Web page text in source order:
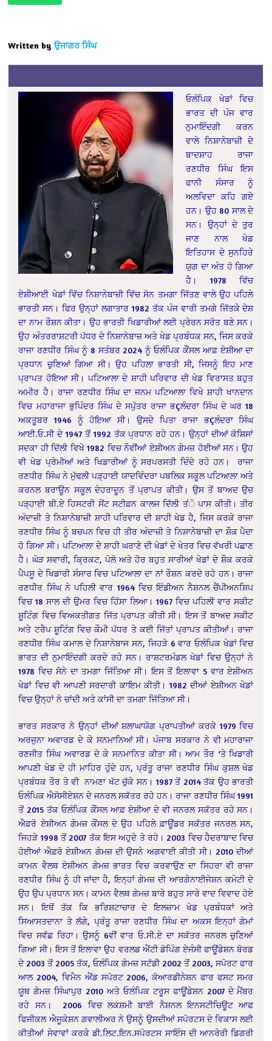
Written by ਉਜਾਗਰ ਸਿੰਘ
ਓਲੰਪਿਕ ਖੇਡਾਂ ਵਿਚ
ਭਾਰਤ ਦੀ ਪੰਜ ਵਾਰ
ਨੁਮਾਇੰਦਗੀ ਕਰਨ
ਵਾਲੇ ਨਿਸ਼ਾਨੇਬਾਜ਼ੀ ਦੇ
ਬਾਦਸ਼ਾਹ ਰਾਜਾ
ਰਣਧੀਰ ਸਿੰਘ ਇਸ
ਫਾਨੀ ਸੰਸਾਰ ਨੂੰ
ਅਲਵਿਦਾ ਕਹਿ ਗਏ
ਹਨ। ਉਹ 80 ਸਾਲ ਦੇ
ਸਨ। ਉਨ੍ਹਾਂ ਦੇ ਤੁਰ
ਜਾਣ ਨਾਲ ਖੇਡ
ਇਤਿਹਾਸ ਦੇ ਸੁਨਹਿਰੇ
ਯੁਗ ਦਾ ਅੰਤ ਹੋ ਗਿਆ
ਹੈ। 1978 ਵਿੱਚ
ਏਸ਼ੀਆਈ ਖੇਡਾਂ ਵਿੱਚ ਨਿਸ਼ਾਨੇਬਾਜ਼ੀ ਵਿੱਚ ਸੋਨ ਤਮਗਾ ਜਿੱਤਣ ਵਾਲੇ ਉਹ ਪਹਿਲੇ
ਭਾਰਤੀ ਸਨ। ਫਿਰ ਉਨ੍ਹਾਂ ਲਗਾਤਾਰ 1982 ਤੱਕ ਪੰਜ ਵਾਰੀ ਤਮਗੇ ਜਿੱਤਕੇ ਦੇਸ਼
ਦਾ ਨਾਮ ਰੌਸ਼ਨ ਕੀਤਾ। ਉਹ ਭਾਰਤੀ ਖਿਡਾਰੀਆਂ ਲਈ ਪ੍ਰੇਰਨ ਸਰੋਤ ਬਣੇ ਸਨ।
ਉਹ ਅੰਤਰਰਾਸ਼ਟਰੀ ਪੱਧਰ ਦੇ ਨਿਸ਼ਾਨੇਬਾਜ਼ ਅਤੇ ਖੇਡ ਪ੍ਰਬੰਧਕ ਸਨ, ਜਿਸ ਕਰਕੇ
ਰਾਜਾ ਰਣਧੀਰ ਸਿੰਘ ਨੂੰ 8 ਸਤੰਬਰ 2024 ਨੂੰ ਓਲੰਪਿਕ ਕੌਂਸਲ ਆਫ਼ ਏਸ਼ੀਆ ਦਾ
ਪ੍ਰਧਾਨ ਚੁਣਿਆਂ ਗਿਆ ਸੀ। ਉਹ ਪਹਿਲਾ ਭਾਰਤੀ ਸੀ, ਜਿਸਨੂੰ ਇਹ ਮਾਣ
ਪ੍ਰਾਪਤ ਹੋਇਆ ਸੀ। ਪਟਿਆਲਾ ਦੇ ਸ਼ਾਹੀ ਪਰਿਵਾਰ ਦੀ ਖੇਡ ਵਿਰਾਸਤ ਬਹੁਤ
ਅਮੀਰ ਹੈ। ਰਾਜਾ ਰਣਧੀਰ ਸਿੰਘ ਦਾ ਜਨਮ ਪਟਿਆਲਾ ਵਿਖੇ ਸ਼ਾਹੀ ਖਾਨਦਾਨ
ਵਿਚ ਮਹਾਰਾਜਾ ਭੁਪਿੰਦਰ ਸਿੰਘ ਦੇ ਸਪੁੱਤਰ ਰਾਜਾ ਭÇਲੰਦਰਾ ਸਿੰਘ ਦੇ ਘਰ 18
ਅਕਤੂਬਰ 1946 ਨੂੰ ਹੋਇਆ ਸੀ। ਉਸਦੇ ਪਿਤਾ ਰਾਜਾ ਭÇਲੰਦਰਾ ਸਿੰਘ
ਆਈ.ਓ.ਸੀ ਦੇ 1947 ਤੋਂ 1992 ਤੱਕ ਪ੍ਰਧਾਨ ਰਹੇ ਹਨ। ਉਨ੍ਹਾਂ ਦੀਆਂ ਕੋਸ਼ਿਸਾਂ
ਸਦਕਾ ਹੀ ਦਿੱਲੀ ਵਿਖੇ 1982 ਵਿਚ ਨੌਵੀਂਆਂ ਏਸ਼ੀਅਨ ਗੇਮਜ਼ ਹੋਈਆਂ ਸਨ। ਉਹ
ਵੀ ਖੇਡ ਪ੍ਰੇਮੀਆਂ ਅਤੇ ਖਿਡਾਰੀਆਂ ਨੂੰ ਸਰਪਰਸਤੀ ਦਿੰਦੇ ਰਹੇ ਹਨ। ਰਾਜਾ
ਰਣਧੀਰ ਸਿੰਘ ਨੇ ਮੁੱਢਲੀ ਪੜ੍ਹਾਈ ਯਾਦਵਿੰਦਰਾ ਪਬਲਿਕ ਸਕੂਲ ਪਟਿਆਲਾ ਅਤੇ
ਕਰਨਲ ਬਰਾਊਨ ਸਕੂਲ ਦੇਹਰਾਦੂਨ ਤੋਂ ਪ੍ਰਾਪਤ ਕੀਤੀ। ਉਸ ਤੋਂ ਬਾਅਦ ਉਚ
ਪੜ੍ਹਾਈ ਬੀ.ਏ ਹਿਸਟਰੀ ਸੇਂਟ ਸਟੀਫ਼ਨ ਕਾਲਜ ਦਿੱਲੀ ਤਂੋ ਪਾਸ ਕੀਤੀ। ਤੀਰ
ਅੰਦਾਜ਼ੀ ਤੇ ਨਿਸ਼ਾਨੇਬਾਜ਼ੀ ਸ਼ਾਹੀ ਪਰਿਵਾਰ ਦੀ ਸ਼ਾਹੀ ਖੇਡ ਹੈ, ਜਿਸ ਕਰਕੇ ਰਾਜਾ
ਰਣਧੀਰ ਸਿੰਘ ਨੂੰ ਬਚਪਨ ਵਿਚ ਹੀ ਤੀਰ ਅੰਦਾਜ਼ੀ ਤੇ ਨਿਸ਼ਾਨੇਬਾਜ਼ੀ ਦਾ ਸ਼ੌਕ ਪੈਦਾ
ਹੋ ਗਿਆ ਸੀ। ਪਟਿਆਲਾ ਦੇ ਸ਼ਾਹੀ ਘਰਾਣੇ ਦੀ ਖੇਡਾਂ ਦੇ ਖੇਤਰ ਵਿਚ ਵੱਖਰੀ ਪਛਾਣ
ਹੈ। ਘੋੜ ਸਵਾਰੀ, ਕ੍ਰਿਕਟ, ਪੋਲੋ ਅਤੇ ਹੋਰ ਬਹੁਤ ਸਾਰੀਆਂ ਖੇਡਾਂ ਦੇ ਸ਼ੌਕ ਕਰਕੇ
ਪੈਪਸੂ ਦੇ ਖਿਡਾਰੀ ਸੰਸਾਰ ਵਿਚ ਪਟਿਆਲਾ ਦਾ ਨਾਂ ਰੌਸ਼ਨ ਕਰਦੇ ਰਹੇ ਹਨ। ਰਾਜਾ
ਰਣਧੀਰ ਸਿੰਘ ਨੇ ਪਹਿਲੀ ਵਾਰ 1964 ਵਿਚ ਇੰਡੀਅਨ ਨੈਸ਼ਨਲ ਚੈਂਪੀਅਨਸ਼ਿਪ
ਵਿਚ 18 ਸਾਲ ਦੀ ਉਮਰ ਵਿਚ ਹਿੱਸਾ ਲਿਆ। 1967 ਵਿਚ ਪਹਿਲੀ ਵਾਰ ਸਕੀਟ
ਸ਼ੂਟਿੰਗ ਵਿਚ ਵਿਅਕਤੀਗਤ ਜਿੱਤ ਪ੍ਰਾਪਤ ਕੀਤੀ ਸੀ। ਇਸ ਤੋਂ ਬਾਅਦ ਸਕੀਟ
ਅਤੇ ਟਰੈਪ ਸ਼ੂਟਿੰਗ ਵਿਚ ਕੌਮੀ ਪੱਧਰ ਤੇ ਕਈ ਜਿੱਤਾਂ ਪ੍ਰਾਪਤ ਕੀਤੀਆਂ। ਰਾਜਾ
ਰਣਧੀਰ ਸਿੰਘ ਕਮਾਲ ਦੇ ਨਿਸ਼ਾਨੇਬਾਜ ਸਨ, ਜਿਹੜੇ 6 ਵਾਰ ਓਲੰਪਿਕ ਖੇਡਾਂ ਵਿਚ
ਭਾਰਤ ਦੀ ਨੁਮਾਇੰਦਗੀ ਕਰਦੇ ਰਹੇ ਸਨ। ਰਾਸ਼ਟਰਮੰਡਲ ਖੇਡਾਂ ਵਿਚ ਉਨ੍ਹਾਂ ਨੇ
1978 ਵਿਚ ਸੋਨੇ ਦਾ ਤਮਗਾ ਜਿੱਤਿਆ ਸੀ। ਇਸ ਤੋਂ ਇਲਾਵਾ 5 ਵਾਰ ਏਸ਼ੀਅਨ
ਖੇਡਾਂ ਵਿਚ ਵੀ ਆਪਣੀ ਸਰਦਾਰੀ ਕਾਇਮ ਕੀਤੀ। 1982 ਦੀਆਂ ਏਸ਼ੀਅਨ ਖੇਡਾਂ
ਵਿਚ ਉਨ੍ਹਾਂ ਨੇ ਚਾਂਦੀ ਅਤੇ ਕਾਂਸੀ ਦਾ ਤਮਗਾ ਜਿੱਤਿਆ ਸੀ।
ਭਾਰਤ ਸਰਕਾਰ ਨੇ ਉਨ੍ਹਾਂ ਦੀਆਂ ਸ਼ਲਾਘਾਯੋਗ ਪ੍ਰਾਪਤੀਆਂ ਕਰਕੇ 1979 ਵਿਚ
ਅਰਜੁਨਾ ਅਵਾਰਡ ਦੇ ਕੇ ਸਨਮਾਨਿਆਂ ਸੀ। ਪੰਜਾਬ ਸਰਕਾਰ ਨੇ ਵੀ ਮਹਾਰਾਜਾ
ਰਣਜੀਤ ਸਿੰਘ ਅਵਾਰਡ ਦੇ ਕੇ ਸਨਮਾਨਿਤ ਕੀਤਾ ਸੀ। ਆਮ ਤੌਰ ‘ਤੇ ਖਿਡਾਰੀ
ਆਪਣੀ ਖੇਡ ਦੇ ਹੀ ਮਾਹਿਰ ਹੁੰਦੇ ਹਨ, ਪ੍ਰੰਤੂ ਰਾਜਾ ਰਣਧੀਰ ਸਿੰਘ ਕੁਸ਼ਲ ਖੇਡ
ਪ੍ਰਬੰਧਕ ਤੌਰ ਤੇ ਵੀ ਨਾਮਣਾ ਖੱਟ ਚੁੱਕੇ ਸਨ। 1987 ਤੋਂ 2014 ਤੱਕ ਉਹ ਭਾਰਤੀ
ਓਲੰਪਿਕ ਐਸੋਸੀਏਸ਼ਨ ਦੇ ਜਨਰਲ ਸਕੱਤਰ ਰਹੇ ਹਨ। ਰਾਜਾ ਰਣਧੀਰ ਸਿੰਘ 1991
ਤੋਂ 2015 ਤੱਕ ਓਲੰਪਿਕ ਕੌਂਸਲ ਆਫ਼ ਏਸ਼ੀਆ ਦੇ ਵੀ ਜਨਰਲ ਸਕੱਤਰ ਰਹੇ ਸਨ।
ਐਫ਼ਰੋ ਏਸ਼ੀਅਨ ਗੇਮਜ਼ ਕੌਂਸਲ ਦੇ ਉਹ ਪਹਿਲੇ ਫ਼ਾਊਂਡਰ ਸਕੱਤਰ ਜਨਰਲ ਸਨ,
ਜਿਹੜੇ 1998 ਤੋਂ 2007 ਤੱਕ ਇਸ ਅਹੁਦੇ ਤੇ ਰਹੇ। 2003 ਵਿਚ ਹੈਦਰਾਬਾਦ ਵਿਚ
ਹੋਈਆਂ ਐਫ਼ਰੋ ਏਸ਼ੀਅਨ ਗੇਮਜ਼ ਦੀ ਉਸਨੇ ਅਗਵਾਈ ਕੀਤੀ ਸੀ। 2010 ਦੀਆਂ
ਕਾਮਨ ਵੈਲਥ ਏਸ਼ੀਅਨ ਗੇਮਜ਼ ਭਾਰਤ ਵਿਚ ਕਰਵਾਉਣ ਦਾ ਸਿਹਰਾ ਵੀ ਰਾਜਾ
ਰਣਧੀਰ ਸਿੰਘ ਨੂੰ ਹੀ ਜਾਂਦਾ ਹੈ, ਇਨ੍ਹਾਂ ਗੇਮਜ਼ ਦੀ ਆਰਗੇਨਾਈਜੇਸ਼ਨ ਕਮੇਟੀ ਦੇ
ਉਹ ਉਪ ਪ੍ਰਧਾਨ ਸਨ। ਕਾਮਨ ਵੈਲਥ ਗੇਮਜ਼ ਬਾਰੇ ਬਹੁਤ ਸਾਰੇ ਵਾਦ ਵਿਵਾਦ ਹੋਏ
ਸਨ। ਇਥੋਂ ਤੱਕ ਕਿ ਭਰਿਸ਼ਟਾਚਾਰ ਦੇ ਇਲਜ਼ਾਮ ਖੇਡ ਪ੍ਰਬੰਧਕਾਂ ਅਤੇ
ਸਿਆਸਤਦਾਨਾ ਤੇ ਲੱਗੇ, ਪ੍ਰੰਤੂ ਰਾਜਾ ਰਣਧੀਰ ਸਿੰਘ ਦਾ ਅਕਸ ਇਨ੍ਹਾਂ ਗੇਮਾਂ
ਵਿਚ ਸਵੱਛ ਰਿਹਾ। ਉਸਨੂੰ 6ਵੀਂ ਵਾਰ ਓ.ਸੀ.ਏ ਦਾ ਸਕੱਤਰ ਜਨਰਲ ਚੁਣਿਆਂ
ਗਿਆ ਸੀ। ਇਸ ਤੋਂ ਇਲਾਵਾ ਉਹ ਵਰਲਡ ਐਂਟੀ ਡੋਪਿੰਗ ਏਜੰਸੀ ਫਾਊਂਡੇਸ਼ਨ ਬੋਰਡ
ਦੇ 2003 ਤੋਂ 2005 ਤੱਕ, ਓਲੰਪਿਕ ਗੇਮਜ਼ ਸਟੱਡੀ 2002 ਤੋਂ 2003, ਸਪੋਰਟ ਫਾਰ
ਆਲ 2004, ਵਿਮੈਨ ਐਂਡ ਸਪੋਰਟ 2006, ਕੋਆਰਡੀਨੇਸ਼ਨ ਫਾਰ ਫਸਟ ਸਮਰ
ਯੂਥ ਗੇਮਜ਼ ਸਿੰਘਾਪੁਰ 2010 ਅਤੇ ਓਲੰਪਿਕ ਟਰੂਸ ਫਾਊਂਡੇਸ਼ਨ 2007 ਦੇ ਮੈਂਬਰ
ਰਹੇ ਸਨ। 2006 ਵਿਚ ਲਕਸ਼ਮੀ ਬਾਈ ਨੈਸ਼ਨਲ ਇਨਸਟੀਚਿਊਟ ਆਫ
ਫਿਜੀਕਲ ਐਜੂਕੇਸ਼ਨ ਗਵਾਲੀਅਰ ਨੇ ਉਸਨੂੰ ਉਸਦੀਆਂ ਸਪੋਰਟਸ ਦੇ ਵਿਕਾਸ ਲਈ
ਕੀਤੀਆਂ ਸੇਵਾਵਾਂ ਕਰਕੇ ਡੀ.ਲਿਟ.ਇਨ.ਸਪੋਰਟਸ ਸਾਇੰਸ ਦੀ ਆਨਰੇਰੀ ਡਿਗਰੀ